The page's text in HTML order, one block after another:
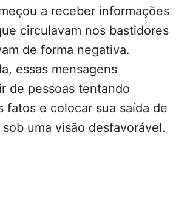
a receber informações
circulavam nos bastidores
de forma negativa.
essas mensagens
de pessoas tentando
fatos e colocar sua saída de
sob uma visão desfavorável.